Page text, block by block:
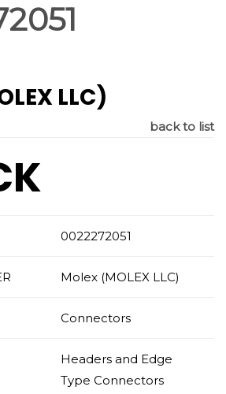
LLC)
back to list
0022272051
Molex (MOLEX LLC)
Connectors
Headers and Edge
Type Connectors